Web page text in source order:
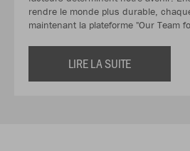
rendre le monde plus durable,
maintenant la plateforme "Our Team
LIRE LA SUITE